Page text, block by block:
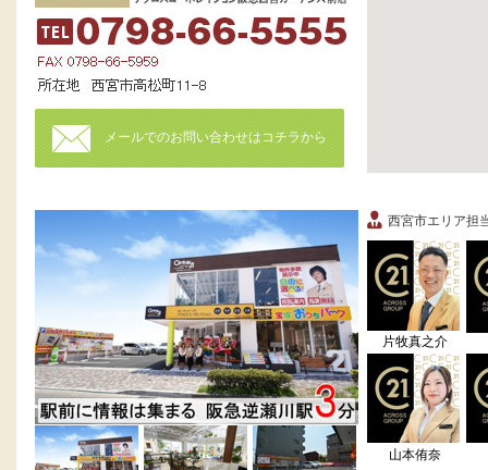
メールでのお問い合わせはコチラから
西宮市エリア担
片牧真之介
山本侑奈